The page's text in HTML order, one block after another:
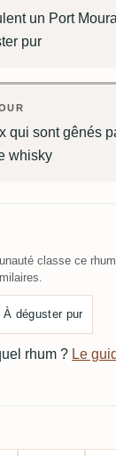
un Port
pur
qui sont gênés
whisky
classe ce
À déguster pur
rhum ? Le